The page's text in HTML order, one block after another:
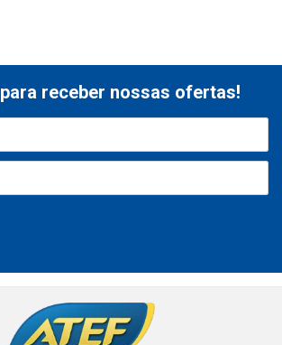
receber nossas ofertas!